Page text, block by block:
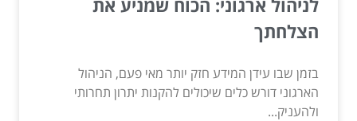
הצלחתך
בזמן שבו עידן המידע חזק יותר מאי פעם, הניהול
הארגוני דורש כלים שיכולים להקנות יתרון תחרותי
ולהעניק...